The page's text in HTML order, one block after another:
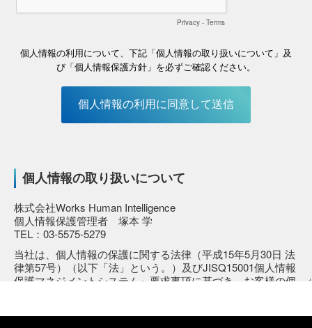
個人情報の取り扱いについて
株式会社Works Human Intelligence
個人情報保護管理者 塚本 学
TEL：03-5575-5279
当社は、個人情報の保護に関する法律（平成15年5月30日 法
律第57号）（以下「法」という。）及びJISQ15001個人情報
保護マネジメントシステム～要求事項に基づき、お客様の個